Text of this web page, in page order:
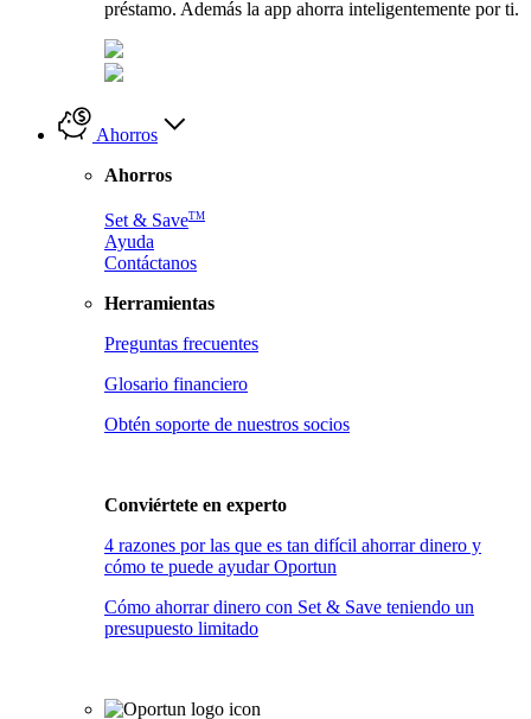
préstamo. Además la app ahorra inteligentemente por ti.
Ahorros
Ahorros
Set & SaveTM
Ayuda
Contáctanos
Herramientas
Preguntas frecuentes
Glosario financiero
Obtén soporte de nuestros socios
Conviértete en experto
4 razones por las que es tan difícil ahorrar dinero y
cómo te puede ayudar Oportun
Cómo ahorrar dinero con Set & Save teniendo un
presupuesto limitado